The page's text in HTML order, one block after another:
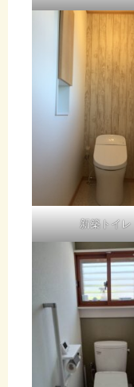
新築トイレ